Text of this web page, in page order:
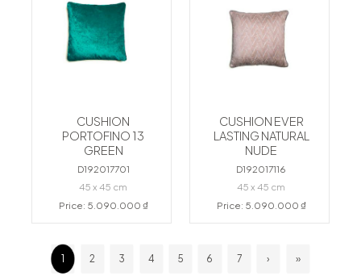
CUSHION
PORTOFINO 13
GREEN
D192017701
45 x 45 cm
Price: 5.090.000 ₫
CUSHION EVER
LASTING NATURAL
NUDE
D192017116
45 x 45 cm
Price: 5.090.000 ₫
1 2 3 4 5 6 7 › »